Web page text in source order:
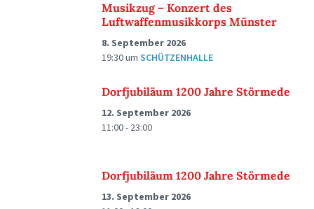
Musikzug – Konzert des
Luftwaffenmusikkorps Münster
8. September 2026
19:30um SCHÜTZENHALLE
Dorfjubiläum 1200 Jahre Störmede
12. September 2026
11:00 - 23:00
Dorfjubiläum 1200 Jahre Störmede
13. September 2026